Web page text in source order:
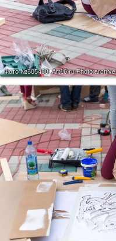
Фото №305438.Art16.ru Photo archive